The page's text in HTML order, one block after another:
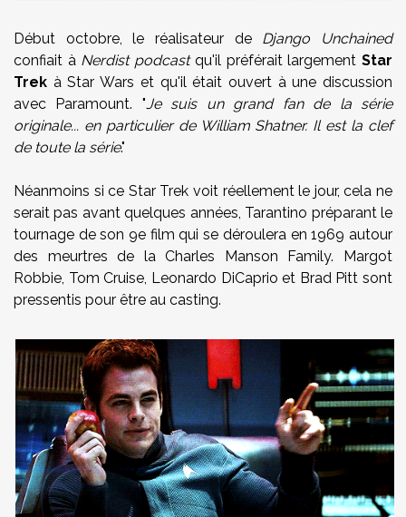
Début octobre, le réalisateur de Django Unchained
confiait à Nerdist podcastqu'il préférait largementStar
Trek à Star Wars et qu'il était ouvert à une discussion
avec Paramount. "Je suis un grand fan de la série
originale... en particulier de William Shatner. Il est la clef
de toute la série."
Néanmoins si ce Star Trek voit réellement le jour, cela ne
serait pas avant quelques années, Tarantino préparant le
tournage de son 9e film qui se déroulera en 1969 autour
des meurtres de la Charles Manson Family. Margot
Robbie, Tom Cruise, Leonardo DiCaprio et Brad Pitt sont
pressentis pour être au casting.